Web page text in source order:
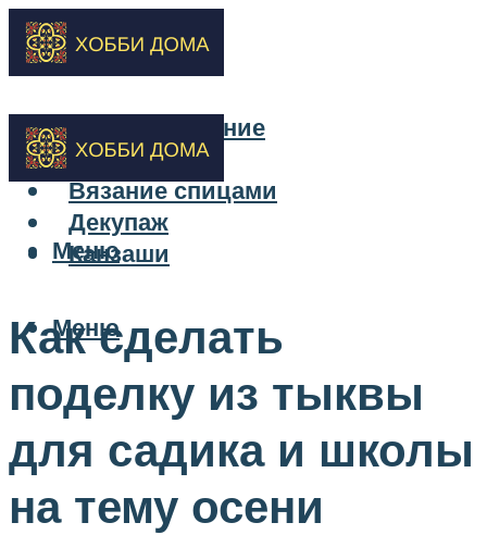
Бисероплетение
Вышивка
Вязание спицами
Декупаж
Канзаши
Меню
Меню
Как сделать
поделку из тыквы
для садика и школы
на тему осени